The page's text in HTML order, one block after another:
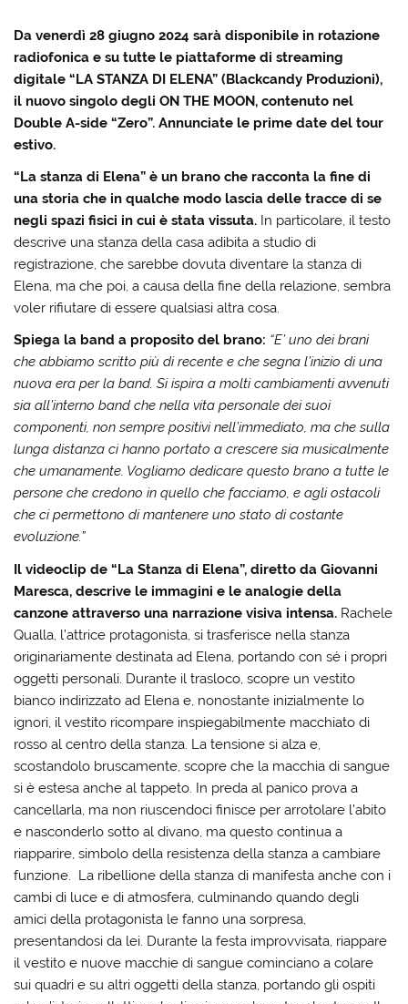
Da venerdì 28 giugno 2024 sarà disponibile in rotazione
radiofonica e su tutte le piattaforme di streaming
digitale “LA STANZA DI ELENA” (Blackcandy Produzioni),
il nuovo singolo degli ON THE MOON, contenuto nel
Double A-side “Zero”. Annunciate le prime date del tour
estivo.
“La stanza di Elena” è un brano che racconta la fine di
una storia che in qualche modo lascia delle tracce di se
negli spazi fisici in cui è stata vissuta. In particolare, il testo
descrive una stanza della casa adibita a studio di
registrazione, che sarebbe dovuta diventare la stanza di
Elena, ma che poi, a causa della fine della relazione, sembra
voler rifiutare di essere qualsiasi altra cosa.
Spiega la band a proposito del brano: “E’ uno dei brani
che abbiamo scritto più di recente e che segna l’inizio di una
nuova era per la band. Si ispira a molti cambiamenti avvenuti
sia all’interno band che nella vita personale dei suoi
componenti, non sempre positivi nell’immediato, ma che sulla
lunga distanza ci hanno portato a crescere sia musicalmente
che umanamente. Vogliamo dedicare questo brano a tutte le
persone che credono in quello che facciamo, e agli ostacoli
che ci permettono di mantenere uno stato di costante
evoluzione.”
Il videoclip de “La Stanza di Elena”, diretto da Giovanni
Maresca, descrive le immagini e le analogie della
canzone attraverso una narrazione visiva intensa. Rachele
Qualla, l’attrice protagonista, si trasferisce nella stanza
originariamente destinata ad Elena, portando con sé i propri
oggetti personali. Durante il trasloco, scopre un vestito
bianco indirizzato ad Elena e, nonostante inizialmente lo
ignori, il vestito ricompare inspiegabilmente macchiato di
rosso al centro della stanza. La tensione si alza e,
scostandolo bruscamente, scopre che la macchia di sangue
si è estesa anche al tappeto. In preda al panico prova a
cancellarla, ma non riuscendoci finisce per arrotolare l’abito
e nasconderlo sotto al divano, ma questo continua a
riapparire, simbolo della resistenza della stanza a cambiare
funzione. La ribellione della stanza di manifesta anche con i
cambi di luce e di atmosfera, culminando quando degli
amici della protagonista le fanno una sorpresa,
presentandosi da lei. Durante la festa improvvisata, riappare
il vestito e nuove macchie di sangue cominciano a colare
sui quadri e su altri oggetti della stanza, portando gli ospiti